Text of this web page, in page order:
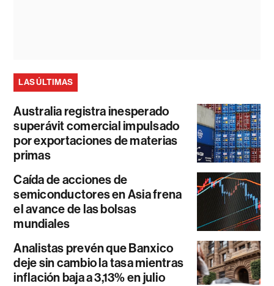
LAS ÚLTIMAS
Australia registra inesperado
superávit comercial impulsado
por exportaciones de materias
primas
Caída de acciones de
semiconductores en Asia frena
el avance de las bolsas
mundiales
Analistas prevén que Banxico
deje sin cambio la tasa mientras
inflación baja a 3,13% en julio